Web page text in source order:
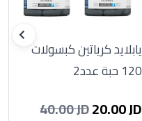
يابلايد كرياتين كبسولات
120 حبة عدد2
40.00 JD20.00 JD